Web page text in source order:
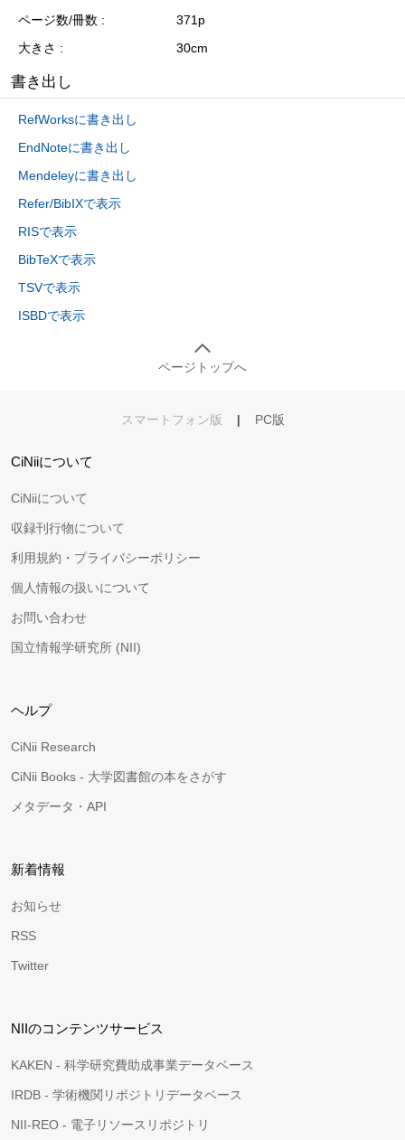
ページ数/冊数
371p
大きさ
30cm
書き出し
RefWorksに書き出し
EndNoteに書き出し
Mendeleyに書き出し
Refer/BibIXで表示
RISで表示
BibTeXで表示
TSVで表示
ISBDで表示
ページトップへ
スマートフォン版 | PC版
CiNiiについて
CiNiiについて
収録刊行物について
利用規約・プライバシーポリシー
個人情報の扱いについて
お問い合わせ
国立情報学研究所 (NII)
ヘルプ
CiNii Research
CiNii Books - 大学図書館の本をさがす
メタデータ・API
新着情報
お知らせ
RSS
Twitter
NIIのコンテンツサービス
KAKEN - 科学研究費助成事業データベース
IRDB - 学術機関リポジトリデータベース
NII-REO - 電子リソースリポジトリ